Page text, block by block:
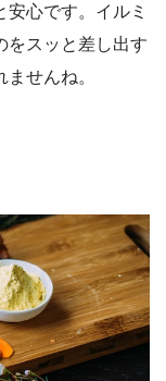
心です。イルミ
をスッと差し出す
せんね。